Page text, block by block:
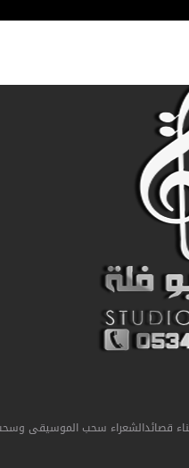
قصائدالشعراء سحب الموسيقى وسحب